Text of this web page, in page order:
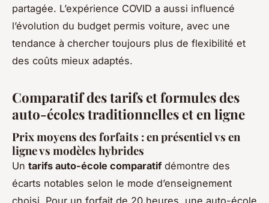
partagée. L’expérience COVID a aussi influencé
l’évolution du budget permis voiture, avec une
tendance à chercher toujours plus de flexibilité et
des coûts mieux adaptés.
Comparatif des tarifs et formules des
auto-écoles traditionnelles et en ligne
Prix moyens des forfaits : en présentiel vs en
ligne vs modèles hybrides
Un tarifs auto-école comparatifdémontre des
écarts notables selon le mode d’enseignement